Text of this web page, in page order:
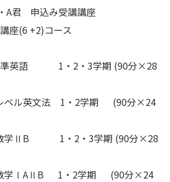
A君 申込み受講講座
(6 +2)コース
英語 1・2・3学期 (90分×28
ル英文法 1・2学期 (90分×24
学ⅡB 1・2・3学期 (90分×28
学ⅠAⅡB 1・2学期 (90分×24